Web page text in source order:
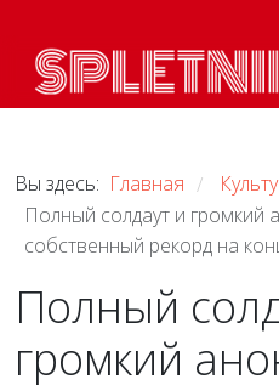
Вы здесь: Главная /
Полный солдаут и громкий
собственный рекорд на
Полный
громкий